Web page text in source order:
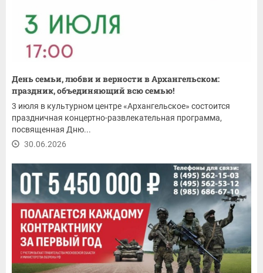
День семьи, любви и верности в Архангельском:
праздник, объединяющий всю семью!
3 июля в культурном центре «Архангельское» состоится
праздничная концертно-развлекательная программа,
посвященная Дню...
30.06.2026